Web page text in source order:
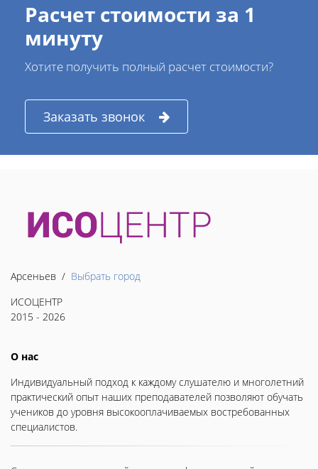
Расчет стоимости за 1
минуту
Хотите получить полный расчет стоимости?
Заказать звонок
Арсеньев / Выбрать город
ИСОЦЕНТР
2015 - 2026
О нас
Индивидуальный подход к каждому слушателю и многолетний
практический опыт наших преподавателей позволяют обучать
учеников до уровня высокооплачиваемых востребованных
специалистов.